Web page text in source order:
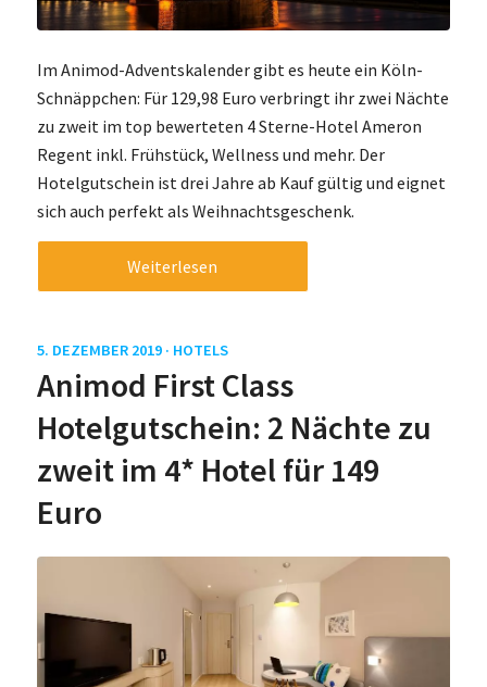
Im Animod-Adventskalender gibt es heute ein Köln-
Schnäppchen: Für 129,98 Euro verbringt ihr zwei Nächte
zu zweit im top bewerteten 4 Sterne-Hotel Ameron
Regent inkl. Frühstück, Wellness und mehr. Der
Hotelgutschein ist drei Jahre ab Kauf gültig und eignet
sich auch perfekt als Weihnachtsgeschenk.
Weiterlesen
5. DEZEMBER 2019 · HOTELS
Animod First Class
Hotelgutschein: 2 Nächte zu
zweit im 4* Hotel für 149
Euro